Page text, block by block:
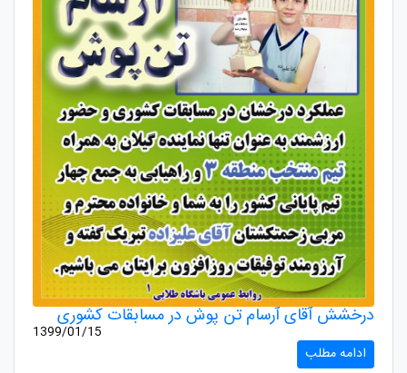
درخشش آقای آرسام تن پوش در مسابقات کشوری
1399/01/15
ادامه مطلب